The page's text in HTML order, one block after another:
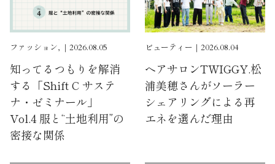
ファッション, ｜2026.08.05
知ってるつもりを解消
する「Shift C サステ
ナ・ゼミナール」
Vol.4 服と“土地利用”の
密接な関係
ビューティー｜2026.08.04
ヘアサロンTWIGGY.松
浦美穂さんがソーラー
シェアリングによる再
エネを選んだ理由